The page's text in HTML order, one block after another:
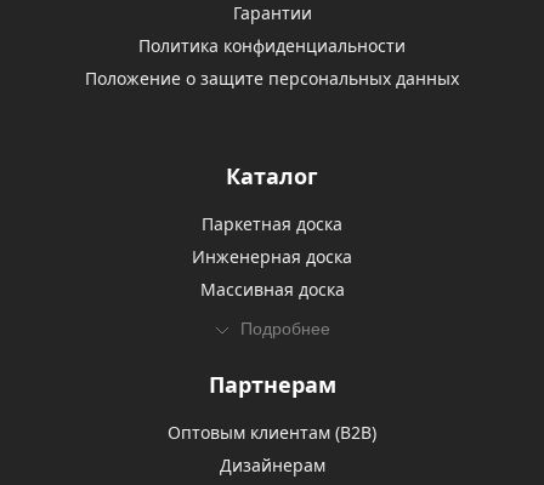
Гарантии
Политика конфиденциальности
Положение о защите персональных данных
Каталог
Паркетная доска
Инженерная доска
Массивная доска
Подробнее
Партнерам
Оптовым клиентам (В2В)
Дизайнерам